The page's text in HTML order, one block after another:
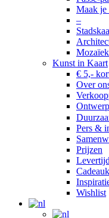
Maak je
–
Kunst in Kaart
€ 5,-
Over
Pers &
Prijzen
Levertijd
Wishlist